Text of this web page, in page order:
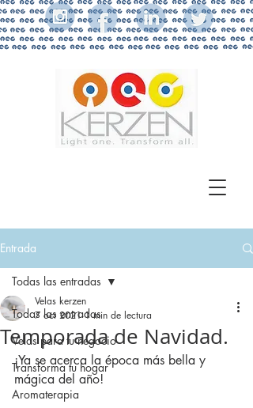
Entrada
Todas las entradas
Velas para tu negocio
Transforma tu hogar
Aromaterapia
Todas las entradas
Temporada de Navidad.
Velas kerzen
7 oct 2021 1 min de lectura
¡Ya se acerca la época más bella y
mágica del año!